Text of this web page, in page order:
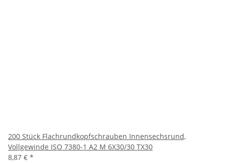
200 Stück Flachrundkopfschrauben Innensechsrund,
Vollgewinde ISO 7380-1 A2 M 6X30/30 TX30
8,87 € *